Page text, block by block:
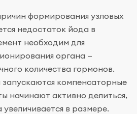
формирования узловых
недостаток йода в
необходим для
органа —
количества гормонов.
компенсаторные
начинают активно делиться,
увеличивается в размере.